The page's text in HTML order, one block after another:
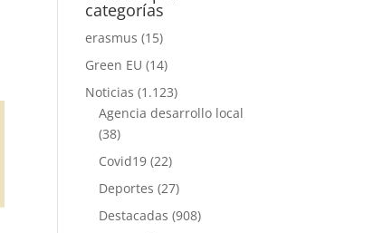
categorías
erasmus (15)
Green EU (14)
Noticias (1.123)
Agencia desarrollo local
(38)
Covid19 (22)
Deportes (27)
Destacadas (908)